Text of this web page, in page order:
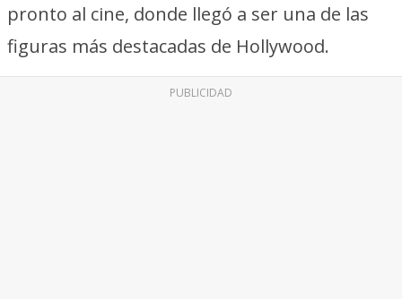
pronto al cine, donde llegó a ser una de las
figuras más destacadas de Hollywood.
PUBLICIDAD